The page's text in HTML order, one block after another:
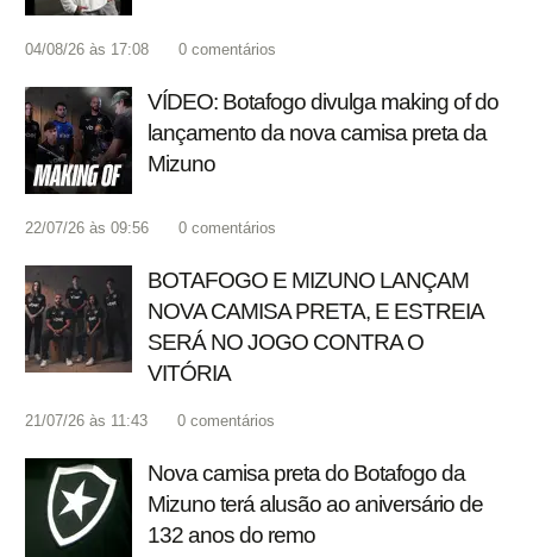
04/08/26 às 17:08 0 comentários
VÍDEO: Botafogo divulga making of do
lançamento da nova camisa preta da
Mizuno
22/07/26 às 09:56 0 comentários
BOTAFOGO E MIZUNO LANÇAM
NOVA CAMISA PRETA, E ESTREIA
SERÁ NO JOGO CONTRA O
VITÓRIA
21/07/26 às 11:43 0 comentários
Nova camisa preta do Botafogo da
Mizuno terá alusão ao aniversário de
132 anos do remo